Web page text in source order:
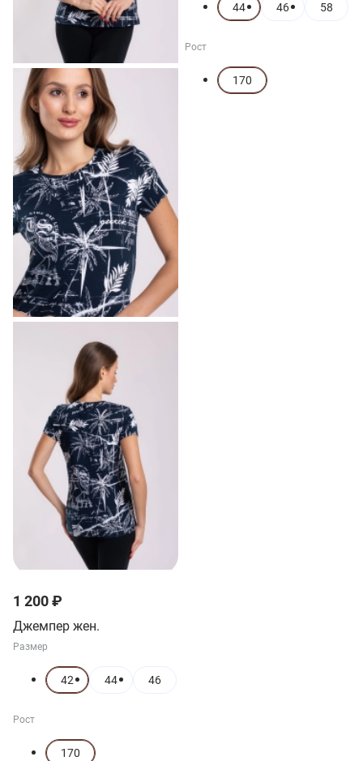
1 200 ₽
Джемпер жен.
Размер
42 44 46
Рост
170
44 46 58
Рост
170